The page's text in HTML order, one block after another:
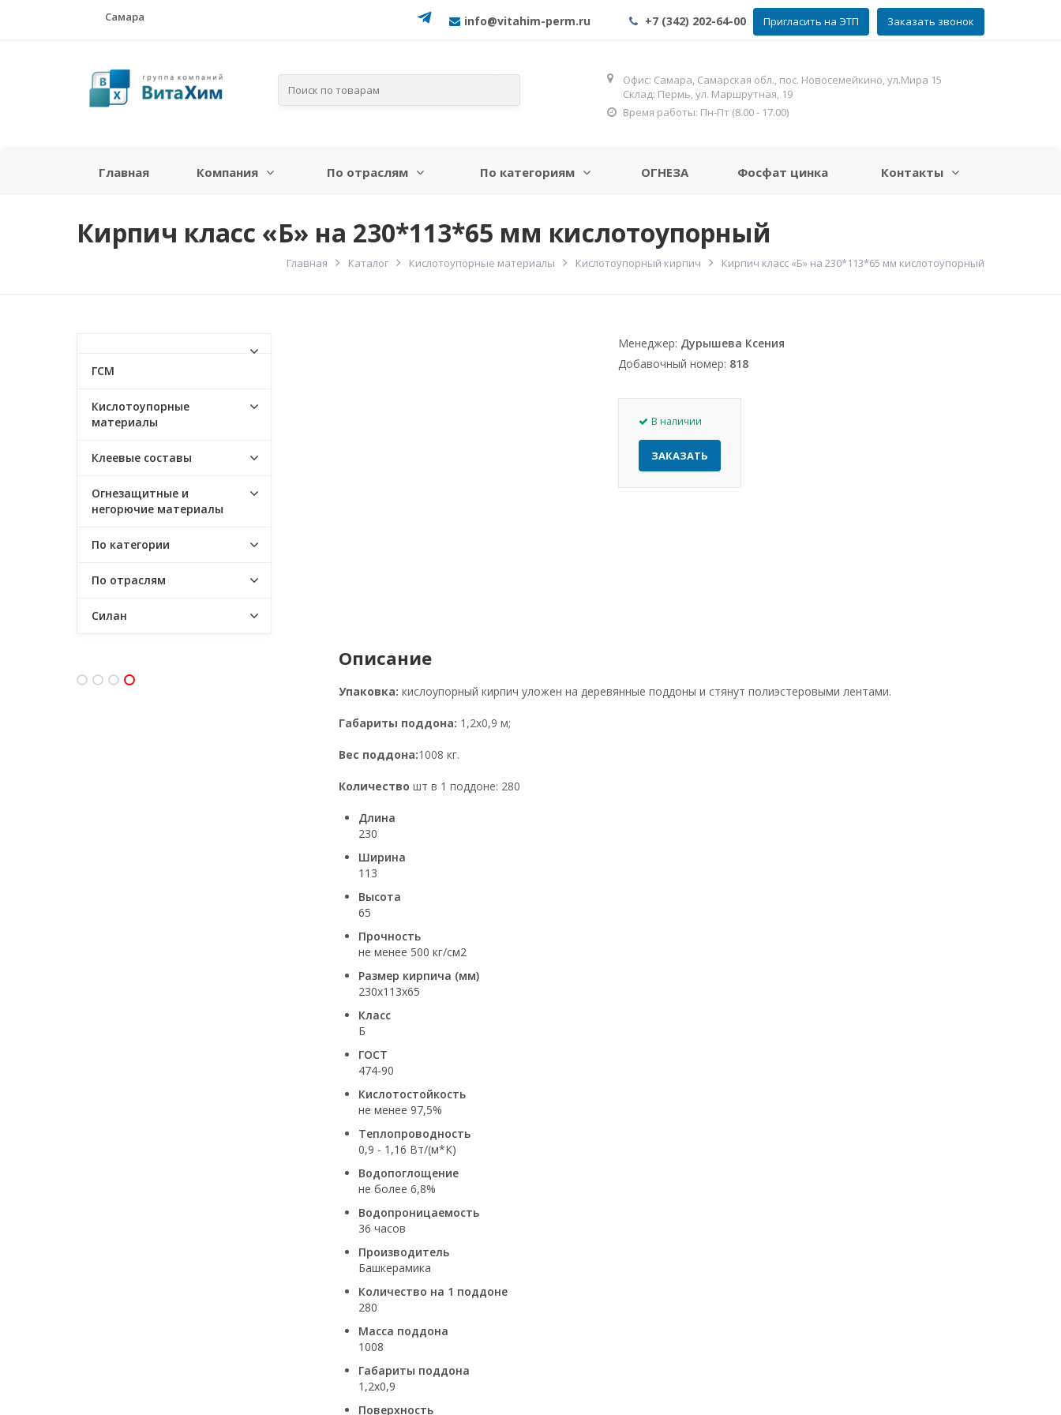
Самара info@vitahim-perm.ru +7 (342) 202-64-00 Заказать звонок
Пригласить на ЭТП
Офис: Самара, Самарская обл., пос. Новосемейкино, ул.Мира 15
Склад: Пермь, ул. Маршрутная, 19
Время работы: Пн-Пт (8.00 - 17.00)
Главная Компания По отраслям По категориям ОГНЕЗА Фосфат цинка Контакты
Кирпич класс «Б» на 230*113*65 мм кислотоупорный
Главная Каталог Кислотоупорные материалы Кислотоупорный кирпич Кирпич класс «Б» на 230*113*65 мм кислотоупорный
Менеджер: Дурышева Ксения
Добавочный номер: 818
В наличии
ЗАКАЗАТЬ
Описание
Упаковка: кислоупорный кирпич уложен на деревянные поддоны и стянут полиэстеровыми лентами.
Габариты поддона: 1,2х0,9 м;
Вес поддона:1008 кг.
Количество шт в 1 поддоне: 280
Длина
230
Ширина
113
Высота
65
Прочность
не менее 500 кг/см2
Размер кирпича (мм)
230х113х65
Класс
Б
ГОСТ
474-90
Кислотостойкость
не менее 97,5%
Теплопроводность
0,9 - 1,16 Вт/(м*К)
Водопоглощение
не более 6,8%
Водопроницаемость
36 часов
Производитель
Башкерамика
Количество на 1 поддоне
280
Масса поддона
1008
Габариты поддона
1,2х0,9
Поверхность
ГСМ
Кислотоупорные
материалы
Клеевые составы
Огнезащитные и
негорючие материалы
По категории
По отраслям
Силан